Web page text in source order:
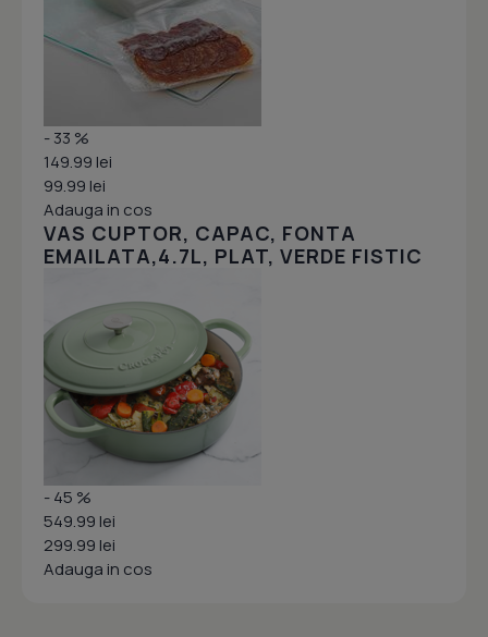
- 33 %
149.99 lei
99.99 lei
Adauga in cos
VAS CUPTOR, CAPAC, FONTA
EMAILATA,4.7L, PLAT, VERDE FISTIC
- 45 %
549.99 lei
299.99 lei
Adauga in cos